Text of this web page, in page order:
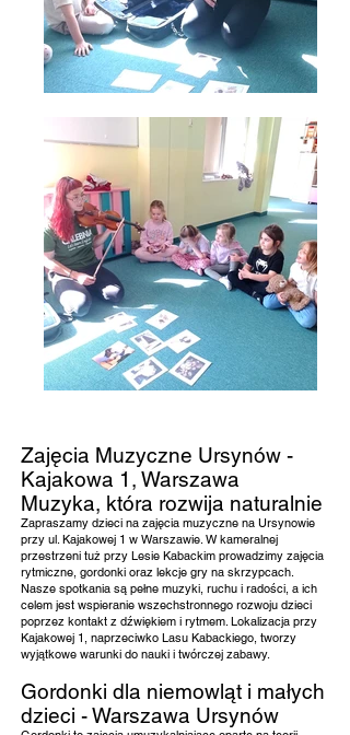
Zajęcia Muzyczne Ursynów -
Kajakowa 1, Warszawa
Muzyka, która rozwija naturalnie
Zapraszamy dzieci na zajęcia muzyczne na Ursynowie
przy ul. Kajakowej 1 w Warszawie. W kameralnej
przestrzeni tuż przy Lesie Kabackim prowadzimy zajęcia
rytmiczne, gordonki oraz lekcje gry na skrzypcach.
Nasze spotkania są pełne muzyki, ruchu i radości, a ich
celem jest wspieranie wszechstronnego rozwoju dzieci
poprzez kontakt z dźwiękiem i rytmem. Lokalizacja przy
Kajakowej 1, naprzeciwko Lasu Kabackiego, tworzy
wyjątkowe warunki do nauki i twórczej zabawy.
Gordonki dla niemowląt i małych
dzieci - Warszawa Ursynów